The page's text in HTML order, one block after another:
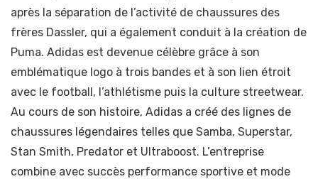
après la séparation de l’activité de chaussures des
frères Dassler, qui a également conduit à la création de
Puma. Adidas est devenue célèbre grâce à son
emblématique logo à trois bandes et à son lien étroit
avec le football, l’athlétisme puis la culture streetwear.
Au cours de son histoire, Adidas a créé des lignes de
chaussures légendaires telles que Samba, Superstar,
Stan Smith, Predator et Ultraboost. L’entreprise
combine avec succès performance sportive et mode